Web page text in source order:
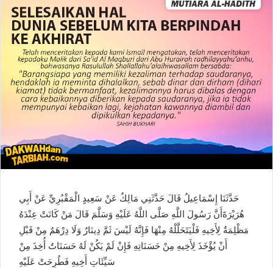
حَدَّثَنَا إِسْمَاعِيلُ قَالَ حَدَّثَنِي مَالِكٌ عَنْ سَعِيدٍ الْمَقْبُرِيِّ عَنْ أَبِي
هُرَيْرَةَأَنَّ رَسُولَ اللَّهِ صَلَّى اللَّهُ عَلَيْهِ وَسَلَّمَ قَالَ مَنْ كَانَتْ عِنْدَهُ
مَظْلِمَةٌ لِأَخِيهِ فَلْيَتَحَلَّلْهُ مِنْهَا فَإِنَّهُ لَيْسَ ثَمَّ دِينَارٌ وَلَا دِرْهَمٌ مِنْ قَبْلِ
أَنْ يُؤْخَذَ لِأَخِيهِ مِنْ حَسَنَاتِهِ فَإِنْ لَمْ يَكُنْ لَهُ حَسَنَاتٌ أُخِذَ مِنْ
سَيِّئَاتِ أَخِيهِ فَطُرِحَتْ عَلَيْهِ